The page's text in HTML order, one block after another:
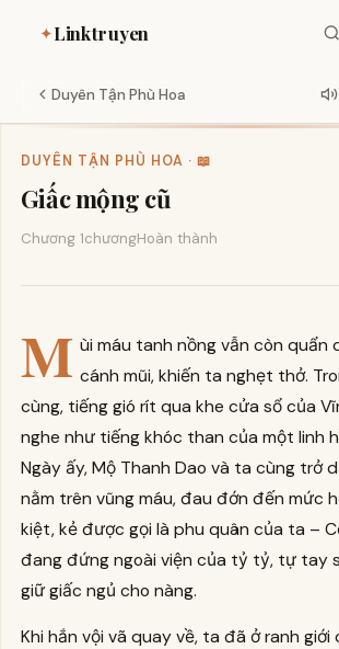
✦Linktruyen
Duyên Tận Phù Hoa
DUYÊN TẬN PHÙ HOA · 📖
Giấc mộng cũ
Chương 1chươngHoàn thành
M ùi máu tanh nồng vẫn còn quẩn
cánh mũi, khiến ta nghẹt thở.
cùng, tiếng gió rít qua khe cửa sổ của
nghe như tiếng khóc than của một linh
Ngày ấy, Mộ Thanh Dao và ta cùng trở
nằm trên vũng máu, đau đớn đến mức
kiệt, kẻ được gọi là phu quân của ta –
đang đứng ngoài viện của tỷ tỷ, tự tay
giữ giấc ngủ cho nàng.
Khi hắn vội vã quay về, ta đã ở ranh giới